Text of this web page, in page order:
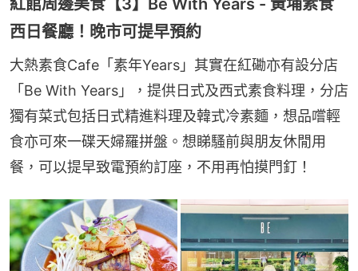
紅館周邊美食【3】Be With Years - 黃埔素食
西日餐廳！晚市可提早預約
大熱素食Cafe「素年Years」其實在紅磡亦有設分店
「Be With Years」，提供日式及西式素食料理，分店
獨有菜式包括日式精進料理及韓式冷素麵，想品嚐輕
食亦可來一碟天婦羅拼盤。想睇騷前與朋友休閒用
餐，可以提早致電預約訂座，不用再怕摸門釘！